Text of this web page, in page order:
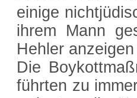
einige
ihrem Mann
Hehler
Die
führten zu